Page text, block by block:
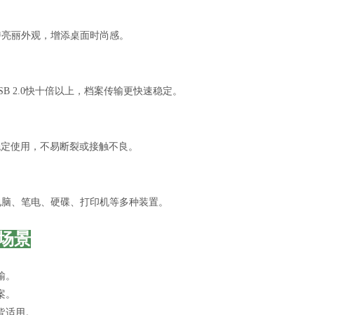
丽外观，增添桌面时尚感。
2.0快十倍以上，档案传输更快速稳定。
使用，不易断裂或接触不良。
、笔电、硬碟、打印机等多种装置。
景
用。